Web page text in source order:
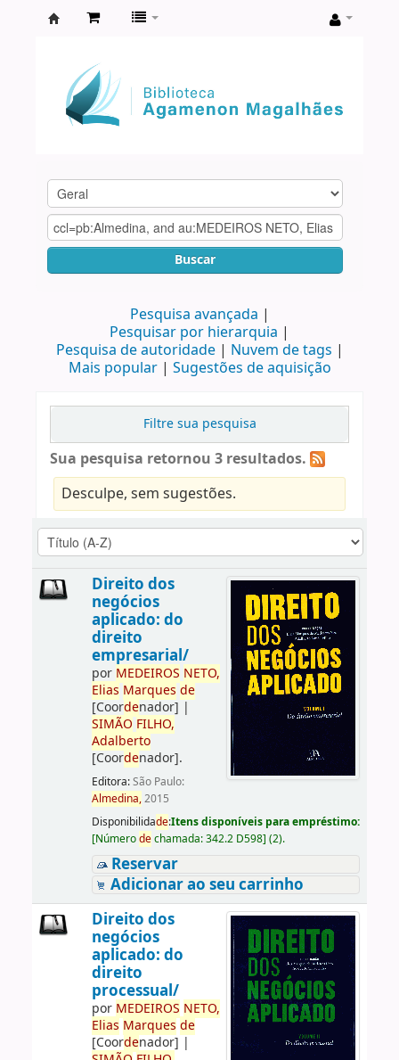
Agamenon
Magalhães
Buscar
Pesquisa avançada
Pesquisar por hierarquia
Pesquisa de autoridade
Nuvem de tags
Mais popular
Sugestões de aquisição
Filtre sua pesquisa
Sua pesquisa retornou 3 resultados.
Desculpe, sem sugestões.
Direito dos
negócios
aplicado: do
direito
empresarial/
por MEDEIROS NETO,
Elias Marques de
[Coordenador] |
SIMÃO FILHO,
Adalberto
[Coordenador].
Editora:São Paulo:
Almedina,2015
Disponibilidade:Itens disponíveis para empréstimo:
[Númerodechamada:342.2 D598] (2).
Reservar
Adicionar ao seu carrinho
Direito dos
negócios
aplicado: do
direito
processual/
por MEDEIROS NETO,
Elias Marques de
[Coordenador] |